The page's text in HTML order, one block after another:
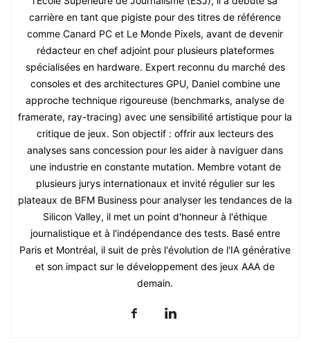
carrière en tant que pigiste pour des titres de référence
comme Canard PC et Le Monde Pixels, avant de devenir
rédacteur en chef adjoint pour plusieurs plateformes
spécialisées en hardware. Expert reconnu du marché des
consoles et des architectures GPU, Daniel combine une
approche technique rigoureuse (benchmarks, analyse de
framerate, ray-tracing) avec une sensibilité artistique pour la
critique de jeux. Son objectif : offrir aux lecteurs des
analyses sans concession pour les aider à naviguer dans
une industrie en constante mutation. Membre votant de
plusieurs jurys internationaux et invité régulier sur les
plateaux de BFM Business pour analyser les tendances de la
Silicon Valley, il met un point d'honneur à l'éthique
journalistique et à l'indépendance des tests. Basé entre
Paris et Montréal, il suit de près l'évolution de l'IA générative
et son impact sur le développement des jeux AAA de
demain.